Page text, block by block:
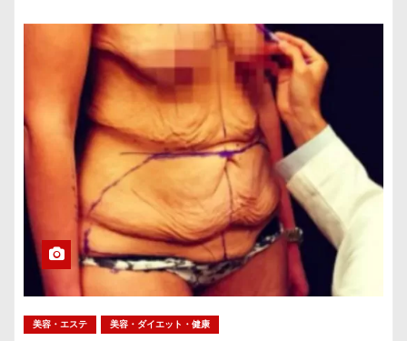
美容・エステ 美容・ダイエット・健康